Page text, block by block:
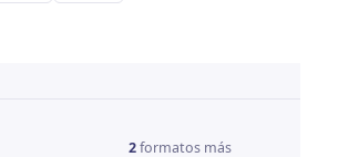
2formatos más